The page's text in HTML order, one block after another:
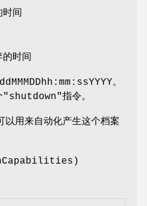
间
的时间
。
"shutdown"指令。
以用来自动化产生这个档案